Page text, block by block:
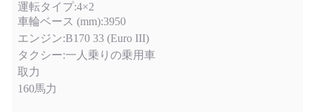
運転タイプ:4×2
車輪ベース (mm):3950
エンジン:B170 33 (Euro III)
タクシー:一人乗りの乗用車
取力
160馬力